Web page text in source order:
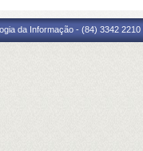
da Informação - (84) 3342